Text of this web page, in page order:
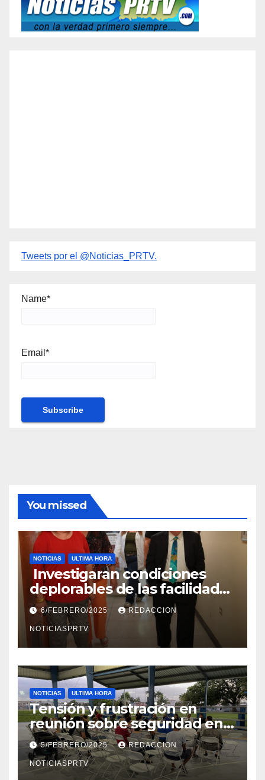
Tweets por el @Noticias_PRTV.
Name*
Email*
You missed
NOTICIAS ULTIMA HORA
Investigaran condiciones
deplorables de las facilidades
el Departamento de la Salud
en Mayagüez
6/FEBRERO/2025 REDACCION
NOTICIASPRTV
NOTICIAS ULTIMA HORA
Tensión y frustración en
reunión sobre seguridad en
Reparto Metropolitano
5/FEBRERO/2025 REDACCION
NOTICIASPRTV